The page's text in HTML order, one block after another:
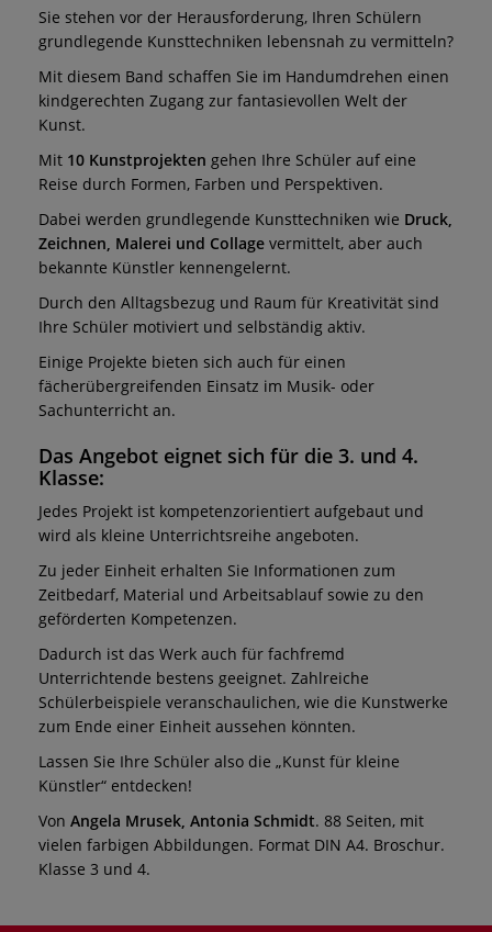
Sie stehen vor der Herausforderung, Ihren Schülern
grundlegende Kunsttechniken lebensnah zu vermitteln?
Mit diesem Band schaffen Sie im Handumdrehen einen
kindgerechten Zugang zur fantasievollen Welt der
Kunst.
Mit 10 Kunstprojekten gehen Ihre Schüler auf eine
Reise durch Formen, Farben und Perspektiven.
Dabei werden grundlegende Kunsttechniken wie Druck,
Zeichnen, Malerei und Collage vermittelt, aber auch
bekannte Künstler kennengelernt.
Durch den Alltagsbezug und Raum für Kreativität sind
Ihre Schüler motiviert und selbständig aktiv.
Einige Projekte bieten sich auch für einen
fächerübergreifenden Einsatz im Musik- oder
Sachunterricht an.
Das Angebot eignet sich für die 3. und 4.
Klasse:
Jedes Projekt ist kompetenzorientiert aufgebaut und
wird als kleine Unterrichtsreihe angeboten.
Zu jeder Einheit erhalten Sie Informationen zum
Zeitbedarf, Material und Arbeitsablauf sowie zu den
geförderten Kompetenzen.
Dadurch ist das Werk auch für fachfremd
Unterrichtende bestens geeignet. Zahlreiche
Schülerbeispiele veranschaulichen, wie die Kunstwerke
zum Ende einer Einheit aussehen könnten.
Lassen Sie Ihre Schüler also die „Kunst für kleine
Künstler“ entdecken!
Von Angela Mrusek, Antonia Schmidt. 88 Seiten, mit
vielen farbigen Abbildungen. Format DIN A4. Broschur.
Klasse 3 und 4.